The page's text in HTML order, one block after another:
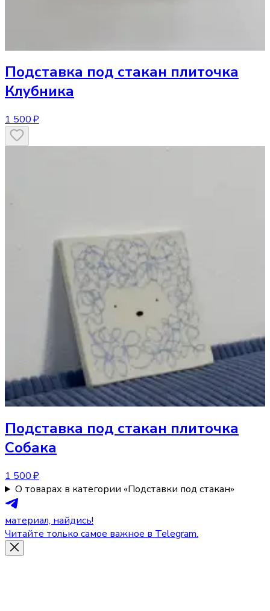
Подставка под стакан плиточка
Клубника
1 500 ₽
Подставка под стакан плиточка
Собака
1 500 ₽
О товарах в категории «Подставки под стакан»
материал, найдись!
Читайте только самое важное в Telegram.